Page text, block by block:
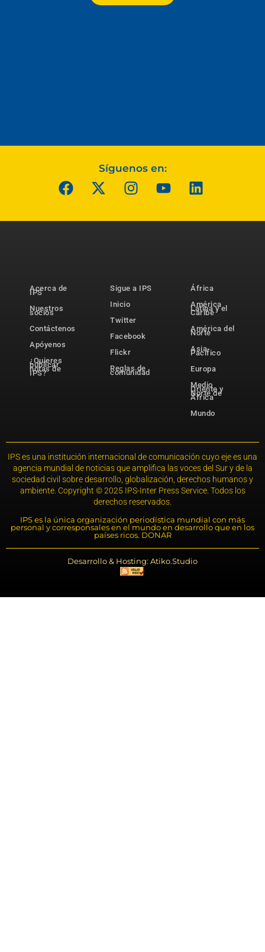
Síguenos en:
Acerca de
IPS
Nuestros
socios
Contáctenos
Apóyenos
¿Quieres
publicar
notas de
IPS?
Sigue a IPS
Inicio
Twitter
Facebook
Flickr
Reglas de
comunidad
África
América
Latina y el
Caribe
América del
Norte
Asia-
Pacífico
Europa
Medio
Oriente y
Norte de
África
Mundo
IPS es una institución internacional de comunicación cuyo eje es una
agencia mundial de noticias que amplifica las voces del Sur y de la
sociedad civil sobre desarrollo, globalización, derechos humanos y
ambiente. Copyright © 2025 IPS-Inter Press Service. Todos los
derechos reservados.
IPS es la única organización periodística mundial con más
personal y corresponsales en el mundo en desarrollo que en los
países ricos. DONAR
Desarrollo & Hosting: Atiko.Studio